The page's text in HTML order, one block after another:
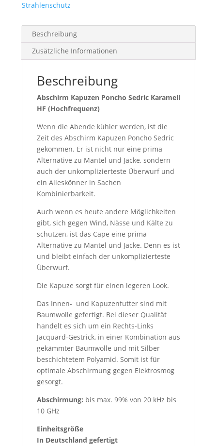
Strahlenschutz
Beschreibung
Zusätzliche Informationen
Beschreibung
Abschirm Kapuzen Poncho Sedric Karamell
HF (Hochfrequenz)
Wenn die Abende kühler werden, ist die
Zeit des Abschirm Kapuzen Poncho Sedric
gekommen. Er ist nicht nur eine prima
Alternative zu Mantel und Jacke, sondern
auch der unkomplizierteste Überwurf und
ein Alleskönner in Sachen
Kombinierbarkeit.
Auch wenn es heute andere Möglichkeiten
gibt, sich gegen Wind, Nässe und Kälte zu
schützen, ist das Cape eine prima
Alternative zu Mantel und Jacke. Denn es ist
und bleibt einfach der unkomplizierteste
Überwurf.
Die Kapuze sorgt für einen legeren Look.
Das Innen- und Kapuzenfutter sind mit
Baumwolle gefertigt. Bei dieser Qualität
handelt es sich um ein Rechts-Links
Jacquard-Gestrick, in einer Kombination aus
gekämmter Baumwolle und mit Silber
beschichtetem Polyamid. Somit ist für
optimale Abschirmung gegen Elektrosmog
gesorgt.
Abschirmung: bis max. 99% von 20 kHz bis
10 GHz
Einheitsgröße
In Deutschland gefertigt